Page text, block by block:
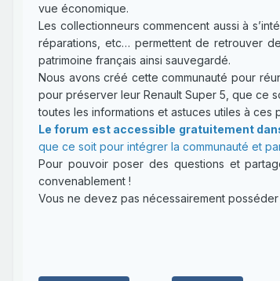
vue économique.
Les collectionneurs commencent aussi à
réparations, etc… permettent de retrouver
patrimoine français ainsi sauvegardé.
Nous avons créé cette communauté pour
pour préserver leur Renault Super 5, que ce
toutes les informations et astuces utiles à ces
Le forum est accessible gratuitement
que ce soit pour intégrer la communauté et
Pour pouvoir poser des questions et
convenablement !
Vous ne devez pas nécessairement